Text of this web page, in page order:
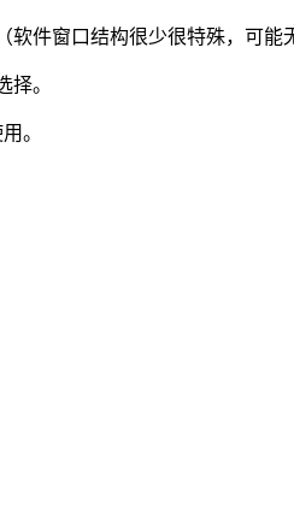
件窗口结构很少很特殊，可能
。
。